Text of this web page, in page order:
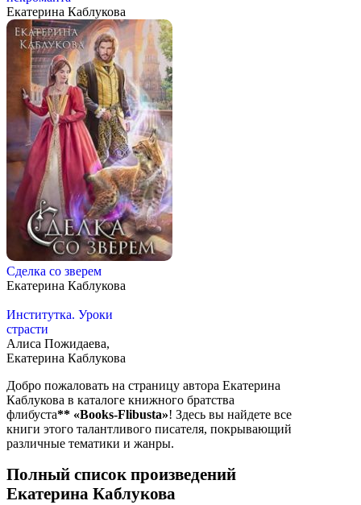
Екатерина Каблукова
Сделка со зверем
Екатерина Каблукова
Институтка. Уроки
страсти
Алиса Пожидаева,
Екатерина Каблукова
Добро пожаловать на страницу автора Екатерина
Каблукова в каталоге книжного братства
флибуста** «Books-Flibusta»! Здесь вы найдете все
книги этого талантливого писателя, покрывающий
различные тематики и жанры.
Полный список произведений
Екатерина Каблукова